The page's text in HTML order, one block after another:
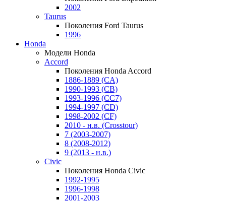
2002
Taurus
Поколения Ford Taurus
1996
Honda
Модели Honda
Accord
Поколения Honda Accord
1886-1889 (CA)
1990-1993 (CB)
1993-1996 (CC7)
1994-1997 (CD)
1998-2002 (CF)
2010 - н.в. (Crosstour)
7 (2003-2007)
8 (2008-2012)
9 (2013 - н.в.)
Civic
Поколения Honda Civic
1992-1995
1996-1998
2001-2003